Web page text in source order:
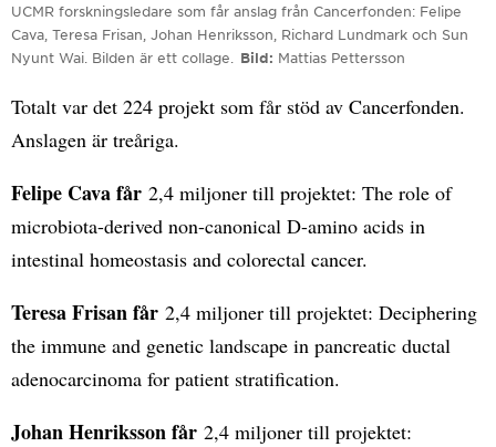
UCMR forskningsledare som får anslag från Cancerfonden: Felipe
Cava, Teresa Frisan, Johan Henriksson, Richard Lundmark och Sun
Nyunt Wai. Bilden är ett collage.
Bild Mattias Pettersson
Totalt var det 224 projekt som får stöd av Cancerfonden.
Anslagen är treåriga.
Felipe Cava får 2,4 miljoner till projektet: The role of
microbiota-derived non-canonical D-amino acids in
intestinal homeostasis and colorectal cancer.
Teresa Frisan får 2,4 miljoner till projektet: Deciphering
the immune and genetic landscape in pancreatic ductal
adenocarcinoma for patient stratification.
Johan Henriksson får 2,4 miljoner till projektet: